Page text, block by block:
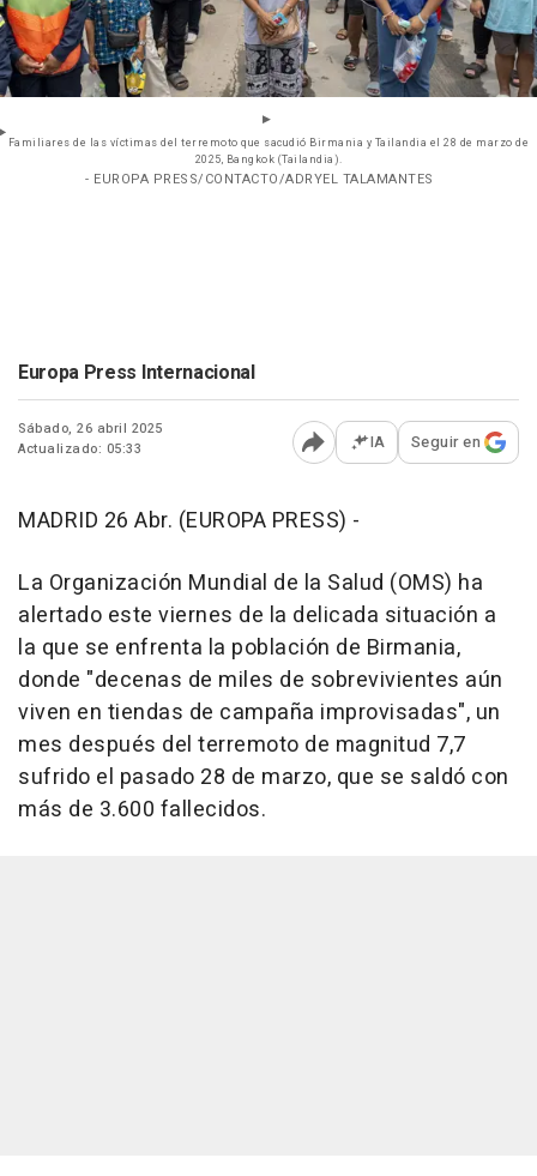
Familiares de las víctimas del terremoto que sacudió Birmania y Tailandia el 28 de marzo de
2025, Bangkok (Tailandia).
- EUROPA PRESS/CONTACTO/ADRYEL TALAMANTES
Europa Press Internacional
Sábado, 26 abril 2025
Actualizado: 05:33
Abrir opciones para
IA Seguir en
MADRID 26 Abr. (EUROPA PRESS) -
La Organización Mundial de la Salud (OMS) ha
alertado este viernes de la delicada situación a
la que se enfrenta la población de Birmania,
donde "decenas de miles de sobrevivientes aún
viven en tiendas de campaña improvisadas", un
mes después del terremoto de magnitud 7,7
sufrido el pasado 28 de marzo, que se saldó con
más de 3.600 fallecidos.